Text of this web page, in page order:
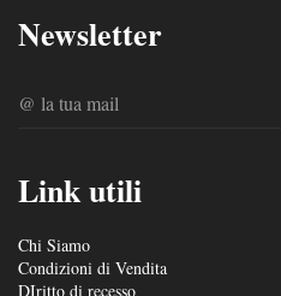
Newsletter
Link utili
Chi Siamo
Condizioni di Vendita
DIritto di recesso